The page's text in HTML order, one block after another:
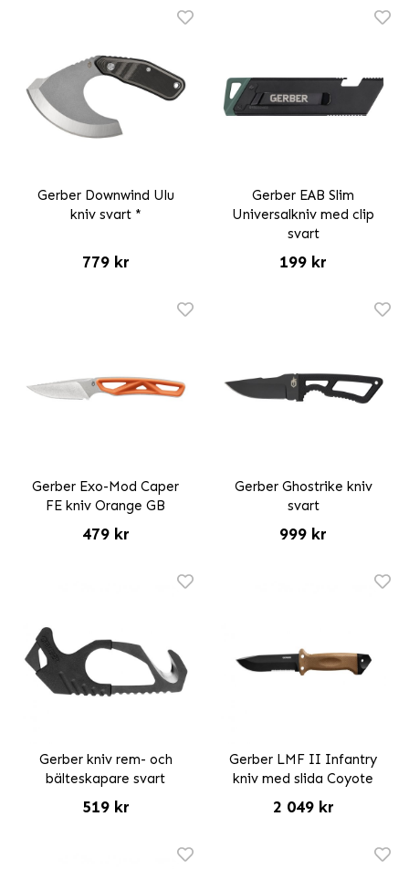
Gerber Downwind Ulu
kniv svart *
779 kr
Gerber EAB Slim
Universalkniv med clip
svart
199 kr
Gerber Exo-Mod Caper
FE kniv Orange GB
479 kr
Gerber Ghostrike kniv
svart
999 kr
Gerber kniv rem- och
bälteskapare svart
519 kr
Gerber LMF II Infantry
kniv med slida Coyote
2 049 kr